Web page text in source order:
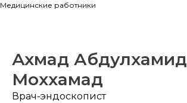
Медицинские работники
Ахмад Абдулхамид
Моххамад
Врач-эндоскопист